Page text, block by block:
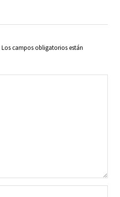
Los campos obligatorios están